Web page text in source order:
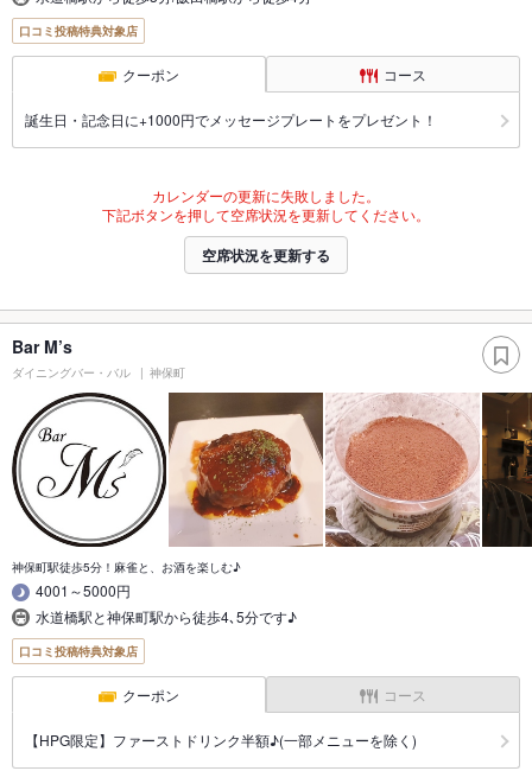
口コミ投稿特典対象店
クーポン コース
誕生日・記念日に+1000円でメッセージプレートをプレゼント！
カレンダーの更新に失敗しました。
下記ボタンを押して空席状況を更新してください。
空席状況を更新する
Bar M’s
ダイニングバー・バル 神保町
神保町駅徒歩5分！麻雀と、お酒を楽しむ♪
4001～5000円
水道橋駅と神保町駅から徒歩4､5分です♪
口コミ投稿特典対象店
クーポン コース
【HPG限定】ファーストドリンク半額♪(一部メニューを除く)